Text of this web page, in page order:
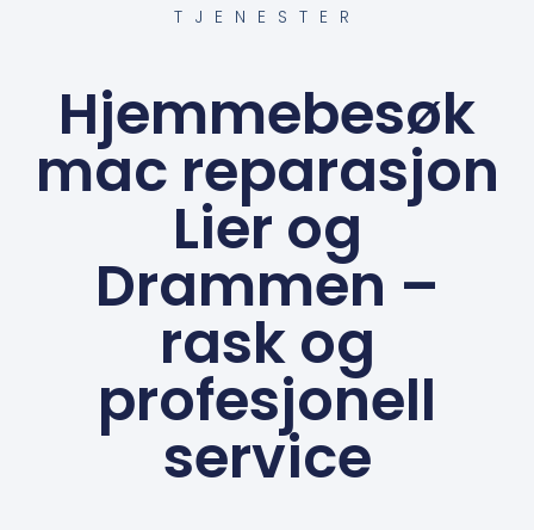
TJENESTER
Hjemmebesøk
mac reparasjon
Lier og
Drammen –
rask og
profesjonell
service